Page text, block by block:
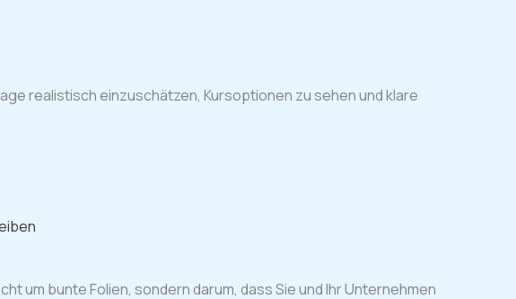
realistisch einzuschätzen, Kursoptionen zu sehen und klare
um bunte Folien, sondern darum, dass Sie und Ihr Unternehmen